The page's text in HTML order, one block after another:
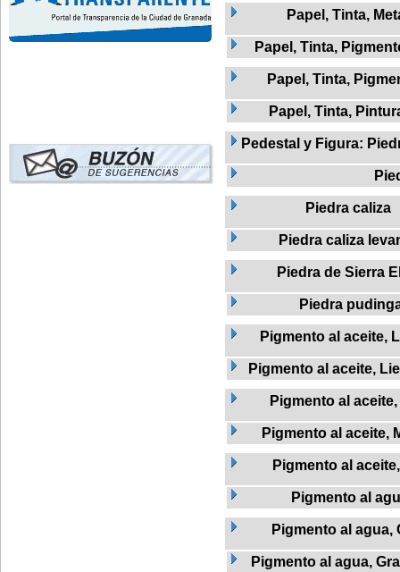
Papel, Tinta,
Papel, Tinta,
Papel, Tinta,
Papel, Tinta,
Pedestal y Figura:
Piedra caliza
Piedra caliza
Piedra de Sierra
Piedra
Pigmento al aceite,
Pigmento al aceite,
Pigmento al
Pigmento al aceite,
Pigmento al
Pigmento al
Pigmento al agua,
Pigmento al agua,